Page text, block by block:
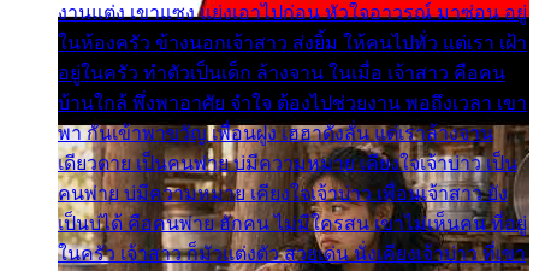
งานแต่ง เขาแซง แย่งเอาไปก่อน หัวใจอาวรณ์ มาซ่อน อยู่
ในห้องครัว ข้างนอกเจ้าสาว ส่งยิ้ม ให้คนไปทั่ว แต่เรา เฝ้า
อยู่ในครัว ทำตัวเป็นเด็ก ล้างจาน ในเมื่อ เจ้าสาว คือคน
บ้านใกล้ พึ่งพาอาศัย จำใจ ต้องไปช่วยงาน พอถึงเวลา เขา
พา กันเข้าพาขวัญ เพื่อนฝูง เฮฮาดังลั่น แต่เราล้างจาน
เดียวดาย เป็นคนพ่าย บ่มีความหมาย เคียงใจเจ้าบ่าว เป็น
คนพ่าย บ่มีความหมาย เคียงใจเจ้าบ่าว เพื่อนเจ้าสาว ยัง
เป็นบ่ได้ คือคนพ่าย ฮักคน ไม่มีใครสน เขาไม่เห็นคน ที่อยู่
ในครัว เจ้าสาว ก็มัวแต่งตัว สวยเด่น นั่งเคียงเจ้าบ่าว ที่เขา